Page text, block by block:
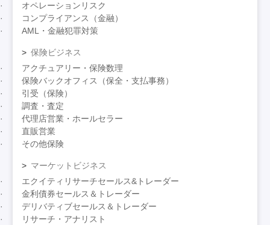
オペレーションリスク
コンプライアンス（金融）
AML・金融犯罪対策
保険ビジネス
アクチュアリー・保険数理
保険バックオフィス（保全・支払事務）
引受（保険）
調査・査定
代理店営業・ホールセラー
直販営業
その他保険
マーケットビジネス
エクイティリサーチセールス&トレーダー
金利債券セールス＆トレーダー
デリバティブセールス＆トレーダー
リサーチ・アナリスト